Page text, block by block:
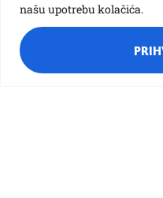
našu upotrebu kolačića.